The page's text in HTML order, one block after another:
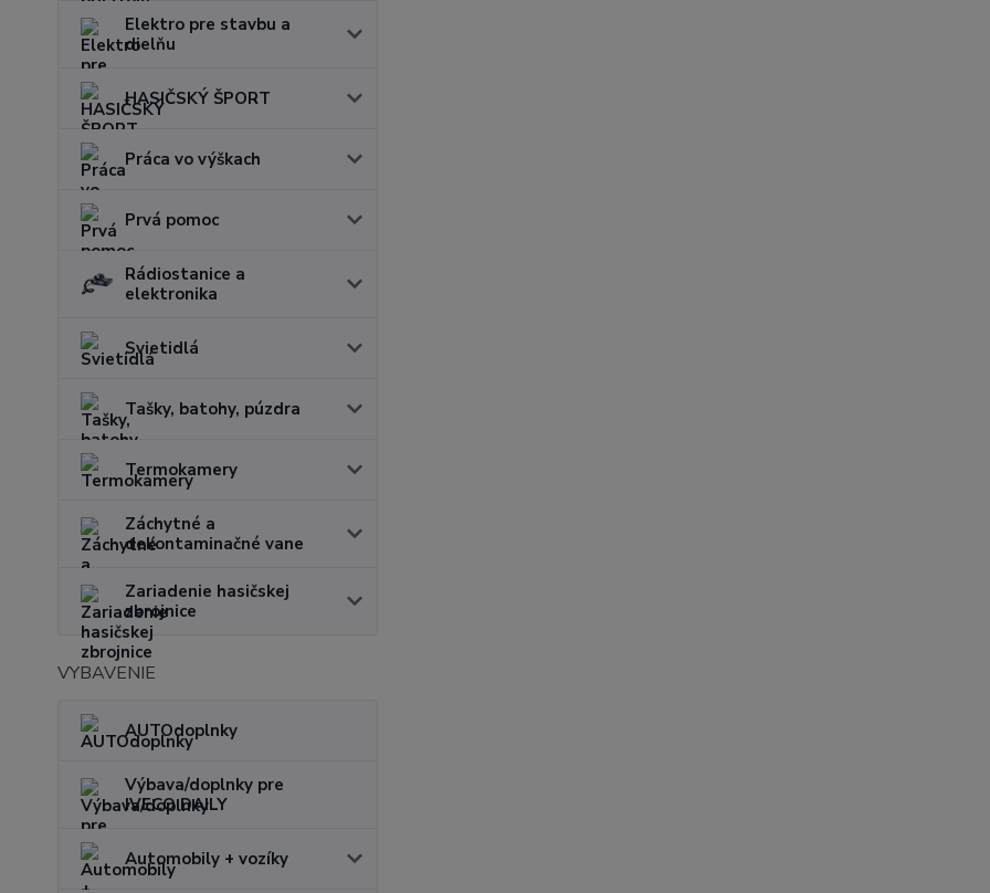
Elektro pre stavbu a
dielňu
HASIČSKÝ ŠPORT
Práca vo výškach
Prvá pomoc
Rádiostanice a
elektronika
Svietidlá
Tašky, batohy, púzdra
Termokamery
Záchytné a
dekontaminačné vane
Zariadenie hasičskej
zbrojnice
VYBAVENIE
AUTOdoplnky
Výbava/doplnky pre
IVECO DAILY
Automobily + vozíky